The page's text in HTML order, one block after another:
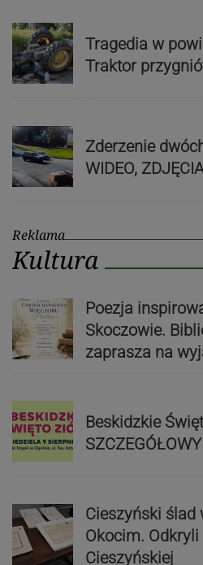
Tragedia w
Traktor
Zderzenie
WIDEO,
Reklama
Kultura
Poezja
Skoczowie.
zaprasza na
Beskidzkie
Cieszyński ślad
Okocim.
Cieszyńskiej